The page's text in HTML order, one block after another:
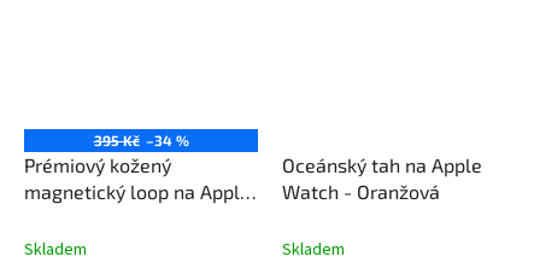
395 Kč –34 %
Prémiový kožený
magnetický loop na Apple
Skladem
Oceánský tah na Apple
Watch - Oranžová
Skladem